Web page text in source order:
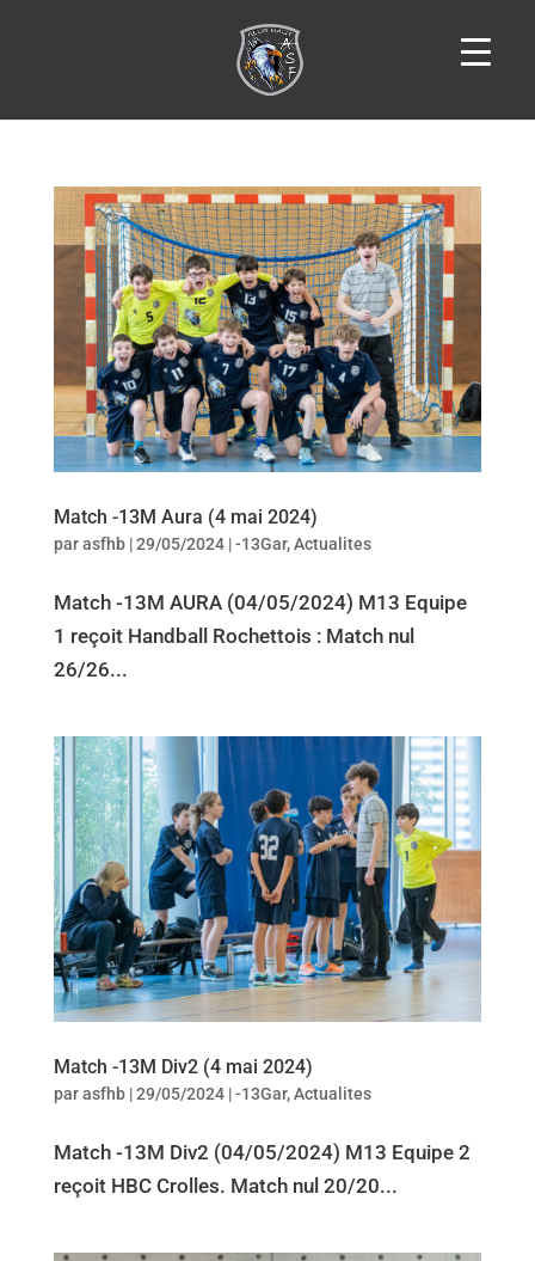
Match -13M Aura (4 mai 2024)
parasfhb|29/05/2024|-13Gar,Actualites
Match -13M AURA (04/05/2024) M13 Equipe
1 reçoit Handball Rochettois : Match nul
26/26...
Match -13M Div2 (4 mai 2024)
parasfhb|29/05/2024|-13Gar,Actualites
Match -13M Div2 (04/05/2024) M13 Equipe 2
reçoit HBC Crolles. Match nul 20/20...